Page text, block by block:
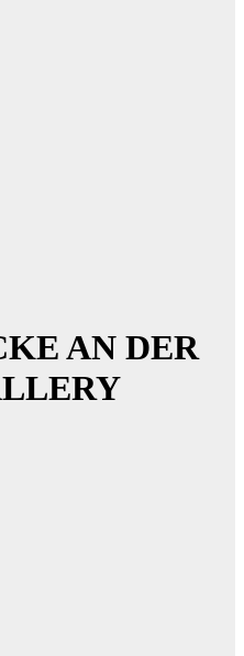
AN DER